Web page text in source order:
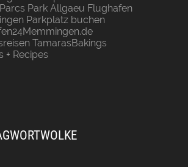
Park Allgaeu Flughafen
Parkplatz buchen
TamarasBakings
+ Recipes